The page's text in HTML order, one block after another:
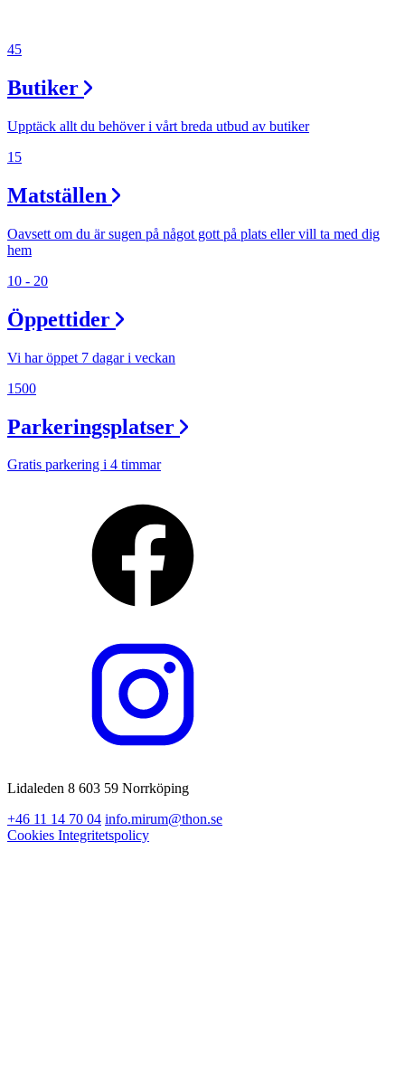
45
Butiker
Upptäck allt du behöver i vårt breda utbud av butiker
15
Matställen
Oavsett om du är sugen på något gott på plats eller vill ta med dig
hem
10 - 20
Öppettider
Vi har öppet 7 dagar i veckan
1500
Parkeringsplatser
Gratis parkering i 4 timmar
Lidaleden 8 603 59 Norrköping
+46 11 14 70 04 info.mirum@thon.se
Cookies Integritetspolicy